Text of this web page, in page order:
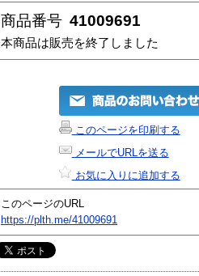
商品番号 41009691
本商品は販売を終了しました
このページを印刷する
メールでURLを送る
お気に入りに追加する
このページのURL
https://plth.me/41009691